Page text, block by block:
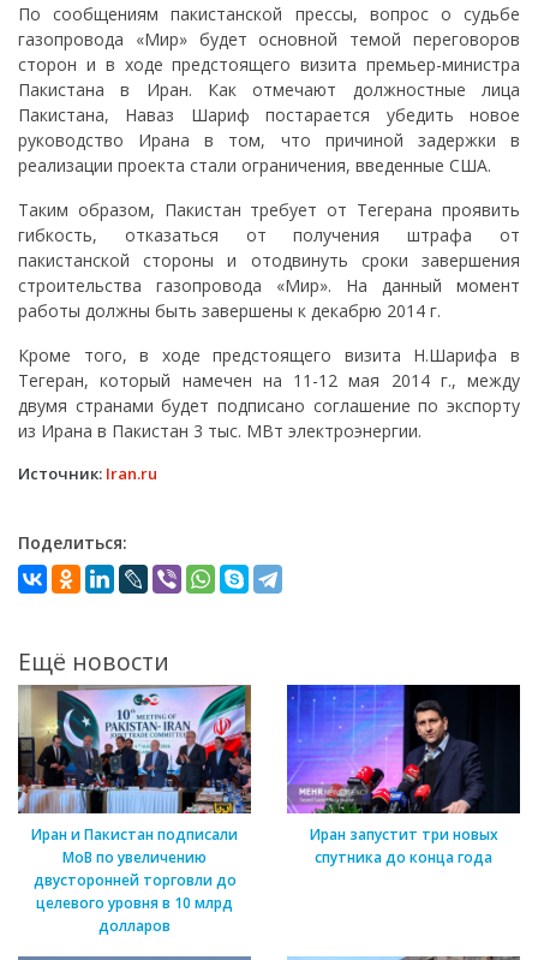
По сообщениям пакистанской прессы, вопрос о судьбе
газопровода «Мир» будет основной темой переговоров
сторон и в ходе предстоящего визита премьер-министра
Пакистана в Иран. Как отмечают должностные лица
Пакистана, Наваз Шариф постарается убедить новое
руководство Ирана в том, что причиной задержки в
реализации проекта стали ограничения, введенные США.
Таким образом, Пакистан требует от Тегерана проявить
гибкость, отказаться от получения штрафа от
пакистанской стороны и отодвинуть сроки завершения
строительства газопровода «Мир». На данный момент
работы должны быть завершены к декабрю 2014 г.
Кроме того, в ходе предстоящего визита Н.Шарифа в
Тегеран, который намечен на 11-12 мая 2014 г., между
двумя странами будет подписано соглашение по экспорту
из Ирана в Пакистан 3 тыс. МВт электроэнергии.
Источник: Iran.ru
Поделиться:
Ещё новости
Иран и Пакистан подписали
МоВ по увеличению
двусторонней торговли до
целевого уровня в 10 млрд
долларов
Иран запустит три новых
спутника до конца года